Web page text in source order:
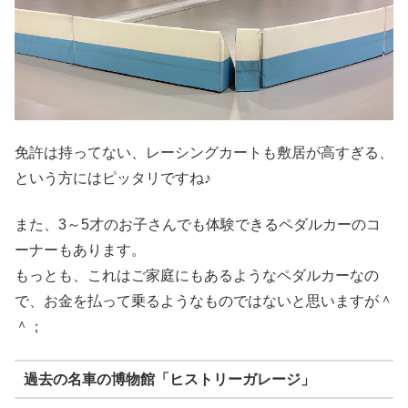
免許は持ってない、レーシングカートも敷居が高すぎる、
という方にはピッタリですね♪
また、3～5才のお子さんでも体験できるペダルカーのコ
ーナーもあります。
もっとも、これはご家庭にもあるようなペダルカーなの
で、お金を払って乗るようなものではないと思いますが＾
＾；
過去の名車の博物館「ヒストリーガレージ」